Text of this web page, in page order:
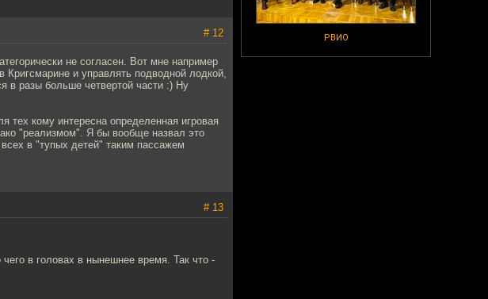
РВИО
# 12
не согласен. Вот мне например
Кригсмарине и управлять подводной лодкой,
в разы больше четвертой части :) Ну
тех кому интересна определенная игровая
"реализмом". Я бы вообще назвал это
в "тупых детей" таким пассажем
# 13
в головах в нынешнее время. Так что -